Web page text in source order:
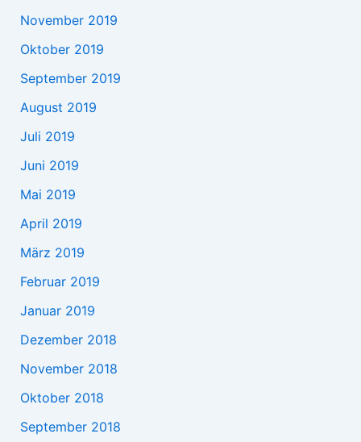
November 2019
Oktober 2019
September 2019
August 2019
Juli 2019
Juni 2019
Mai 2019
April 2019
März 2019
Februar 2019
Januar 2019
Dezember 2018
November 2018
Oktober 2018
September 2018